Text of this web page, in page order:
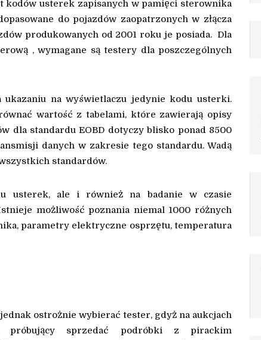
kodów usterek zapisanych w pamięci sterownika
do pojazdów zaopatrzonych w złącza
produkowanych od 2001 roku je posiada. Dla
, wymagane są testery dla poszczególnych
na wyświetlaczu jedynie kodu usterki.
wartość z tabelami, które zawierają opisy
dla standardu EOBD dotyczy blisko ponad 8500
danych w zakresie tego standardu. Wadą
standardów.
usterek, ale i również na badanie w czasie
możliwość poznania niemal 1000 różnych
parametry elektryczne osprzętu, temperatura
ostrożnie wybierać tester, gdyż na aukcjach
próbujący sprzedać podróbki z pirackim